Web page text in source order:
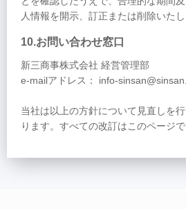
人情報を開示、訂正または削除いたし
10.お問い合わせ窓口
新三商事株式会社 経営管理部
e-mailアドレス： info-
当社は以上の方針について見直しを
ります。すべての改訂はこのページで